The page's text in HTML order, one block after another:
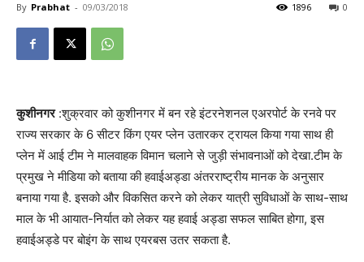
By Prabhat - 09/03/2018 0
1896
कुशीनगर:शुक्रवार को कुशीनगर में बन रहे इंटरनेशनल एअरपोर्ट के रनवे पर
राज्य सरकार के 6 सीटर किंग एयर प्लेन उतारकर ट्रायल किया गया साथ ही
प्लेन में आई टीम ने मालवाहक विमान चलाने से जुड़ी संभावनाओं को देखा.टीम के
प्रमुख ने मीडिया को बताया की हवाईअड्डा अंतरराष्ट्रीय मानक के अनुसार
बनाया गया है. इसको और विकसित करने को लेकर यात्री सुविधाओं के साथ-साथ
माल के भी आयात-निर्यात को लेकर यह हवाई अड्डा सफल साबित होगा, इस
हवाईअड्डे पर बोइंग के साथ एयरबस उतर सकता है.